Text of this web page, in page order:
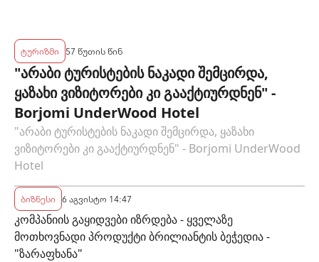
ტურიზმი 57 წუთის წინ
"არაბი ტურისტების ნაკადი შემცირდა,
ყაზახი ვიზიტორები კი გააქტიურდნენ" -
Borjomi UnderWood Hotel
"არაბი ტურისტების ნაკადი შემცირდა, ყაზახი
ვიზიტორები კი გააქტიურდნენ" - Borjomi UnderWood
Hotel
ბიზნესი 6 აგვისტო 14:47
კომპანიის გაყიდვები იზრდება - ყველაზე
მოთხოვნადი პროდუქტი ბრილიანტის ბეჭედია -
"ზარაფხანა"